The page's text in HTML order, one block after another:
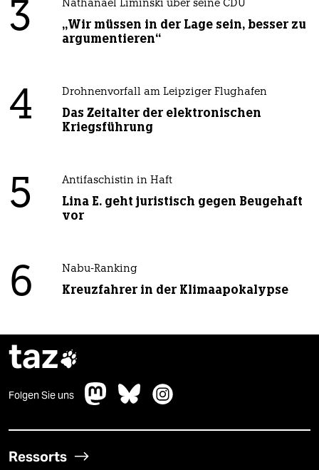
3 Nathanael Liminski über seine CDU
„Wir müssen in der Lage sein, besser zu
argumentieren“
4 Drohnenvorfall am Leipziger Flughafen
Das Zeitalter der elektronischen
Kriegsführung
5 Antifaschistin in Haft
Lina E. geht juristisch gegen Beugehaft
vor
6 Nabu-Ranking
Kreuzfahrer in der Klimaapokalypse
taz
Folgen Sie uns
Ressorts